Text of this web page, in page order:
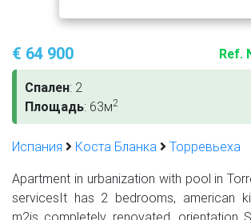
€ 64 900 Ref.
Спален: 2
Площадь: 63м2
Испания Коста Бланка
Торревьеха
Apartment in urbanization with pool in
servicesIt has 2 bedrooms, american
m2is completely renovated, orientation